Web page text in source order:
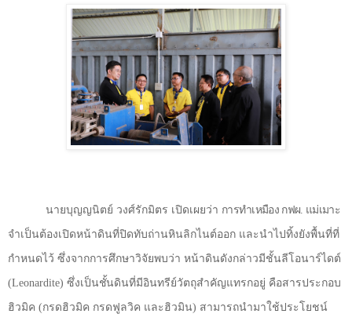
นายบุญญนิตย์ วงศ์รักมิตร เปิดเผยว่า การทำเหมือง กฟผ. แม่เมาะ
จำเป็นต้องเปิดหน้าดินที่ปิดทับถ่านหินลิกไนต์ออก และนำไปทิ้งยังพื้นที่ที่
กำหนดไว้ ซึ่งจากการศึกษาวิจัยพบว่า หน้าดินดังกล่าวมีชั้นลีโอนาร์ไดต์
(Leonardite) ซึ่งเป็นชั้นดินที่มีอินทรีย์วัตถุสำคัญแทรกอยู่ คือสารประกอบ
ฮิวมิค (กรดฮิวมิค กรดฟูลวิค และฮิวมิน) สามารถนำมาใช้ประโยชน์